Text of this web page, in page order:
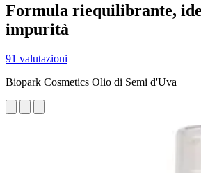
Formula riequilibrante,
impurità
91 valutazioni
Biopark Cosmetics Olio di Semi d'Uva